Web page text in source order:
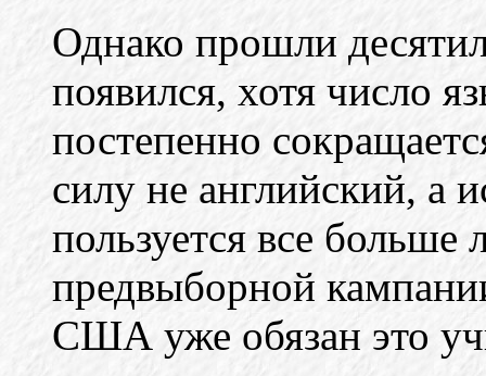
Однако прошли
появился, хотя число
постепенно
силу не английский, а
пользуется все
предвыборной
США уже обязан это